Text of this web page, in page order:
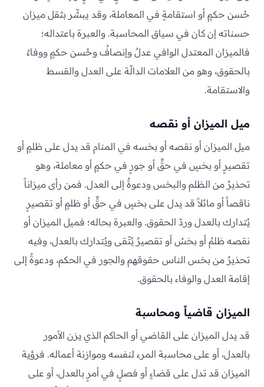
حُسن حكمٍ أو استقامةٍ في المعاملة، وقد يبشّر بثقل ميزان
حسناته إن كان في سياق المحاسبة. والعبرة باعتداله؛
فالميزان المعتدل الوافي عدلٌ وإنصافٌ وحُسن حكمٍ ووفاءٌ
بالحقوق، وهو من العلامات الدالّة على العدل والقسط
والاستقامة.
ميل الميزان أو نقصه
ميل الميزان أو نقصه أو بخسه في المنام قد يدل على ظلمٍ أو
تقصيرٍ أو بخسٍ في حقٍّ أو جورٍ في حكمٍ أو معاملة، وهو
تحذيرٌ من الظلم والبخس ودعوةٌ إلى العدل. فمن رأى ميزاناً
ناقصاً أو مائلاً قد يدل على بخسٍ في حقٍّ أو ظلمٍ أو تقصيرٍ
يُتدارك بالعدل وردّ الحقوق. والعبرة بحاله؛ فميل الميزان أو
نقصه ظلمٌ أو بخسٌ أو تقصيرٌ يُتّقى ويُتدارك بالعدل، وفيه
تحذيرٌ من بخس الناس حقوقهم والجور في الحكم، ودعوةٌ إلى
إقامة العدل والوفاء بالحقوق.
الميزان قاضياً ومحاسبة
قد يدل الميزان على القاضي أو الحاكم الذي يزن الأمور
بالعدل، أو على محاسبة المرء لنفسه وموازنة أعماله. فرؤية
الميزان قد تدل على قضاءٍ أو فصلٍ في أمرٍ بالعدل، أو على